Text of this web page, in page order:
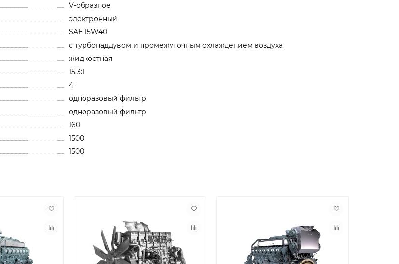
V-образное
электронный
SAE 15W40
с турбонаддувом и промежуточным охлаждением воздуха
жидкостная
15,3:1
4
одноразовый фильтр
одноразовый фильтр
160
1500
1500